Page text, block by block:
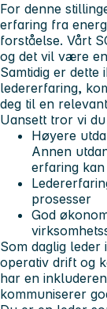
For denne
erfaring fra
forståelse. Vårt
og det vil være
Samtidig er
ledererfaring,
deg til en
Uansett tror vi
Høyere
Annen
erfaring
prosesser
God
Som daglig leder
operativ drift og
har en
kommuniserer